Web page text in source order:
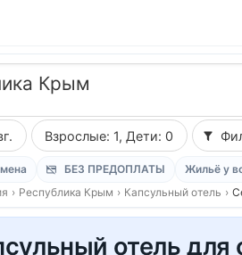
Крым
Взрослые: 1, Дети: 0
БЕЗ ПРЕДОПЛАТЫ Жильё у
› Республика Крым › Капсульный отель ›
отель